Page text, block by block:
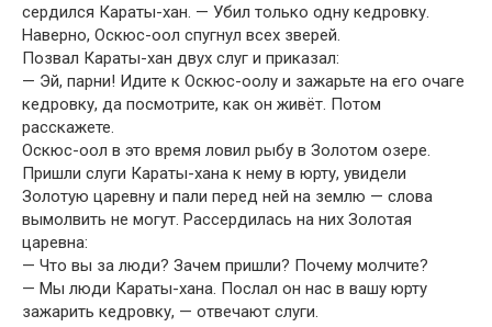
сердился Караты-хан. — Убил только одну кедровку.
Наверно, Оскюс-оол спугнул всех зверей.
Позвал Караты-хан двух слуг и приказал:
— Эй, парни! Идите к Оскюс-оолу и зажарьте на его очаге
кедровку, да посмотрите, как он живёт. Потом
расскажете.
Оскюс-оол в это время ловил рыбу в Золотом озере.
Пришли слуги Караты-хана к нему в юрту, увидели
Золотую царевну и пали перед ней на землю — слова
вымолвить не могут. Рассердилась на них Золотая
царевна:
— Что вы за люди? Зачем пришли? Почему молчите?
— Мы люди Караты-хана. Послал он нас в вашу юрту
зажарить кедровку, — отвечают слуги.